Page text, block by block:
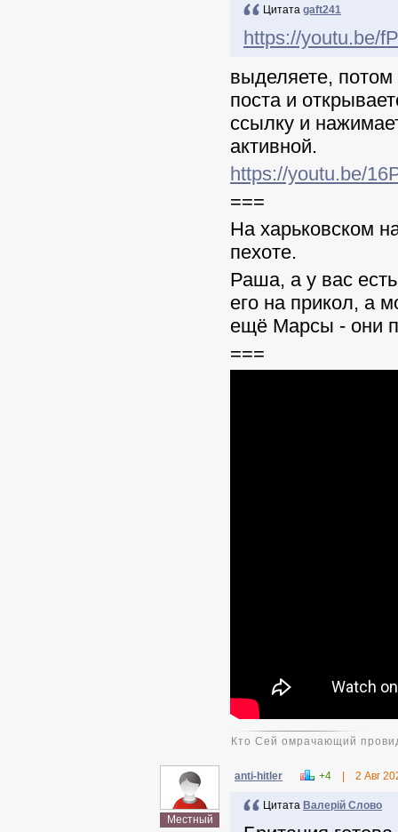
Цитата gaft241
https://youtu.be/
выделяете, потом
поста и
ссылку и
активной.
https://youtu.be/
===
На харьковском
пехоте.
Раша, а у вас
его на прикол, а
ещё Марсы - они
===
Кто Сей омрачающий
Местный
anti-hitler +4 2 Авг
Цитата Валерій Слово